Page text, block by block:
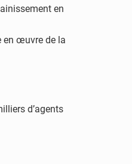
en
en œuvre de la
d’agents